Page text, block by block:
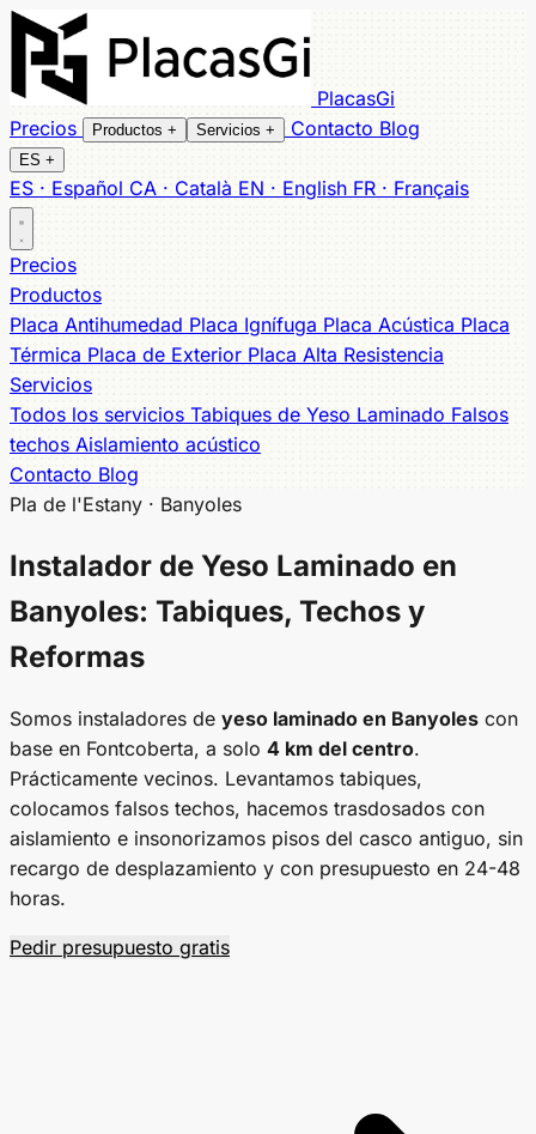
PlacasGi
Precios
Productos + Servicios + Contacto Blog
ES +
ES · Español CA · Català EN · English FR · Français
Todos los productos
Placa Acústica
Alta ResistenciaMuebles a Medida
Todos los servicios
acústicoInsonorización dormitorio
Reformas llave en mano
Cobertura local
Banyoles
OlotPalafrugellPalamósSant Feliu de GuíxolsPlatja
d'AroLloret de MarRoses
Precios
Productos
Placa Antihumedad Placa Ignífuga Placa Acústica Placa
Térmica Placa de Exterior Placa Alta Resistencia
Servicios
Todos los servicios Tabiques de Yeso Laminado Falsos
techos Aislamiento acústico
Contacto Blog
Pla de l'Estany · Banyoles
Instalador de Yeso Laminado en
Banyoles: Tabiques, Techos y
Reformas
Somos instaladores de yeso laminado en Banyoles con
base en Fontcoberta, a solo 4 km del centro.
Prácticamente vecinos. Levantamos tabiques,
colocamos falsos techos, hacemos trasdosados con
aislamiento e insonorizamos pisos del casco antiguo, sin
recargo de desplazamiento y con presupuesto en 24-48
horas.
Pedir presupuesto gratis